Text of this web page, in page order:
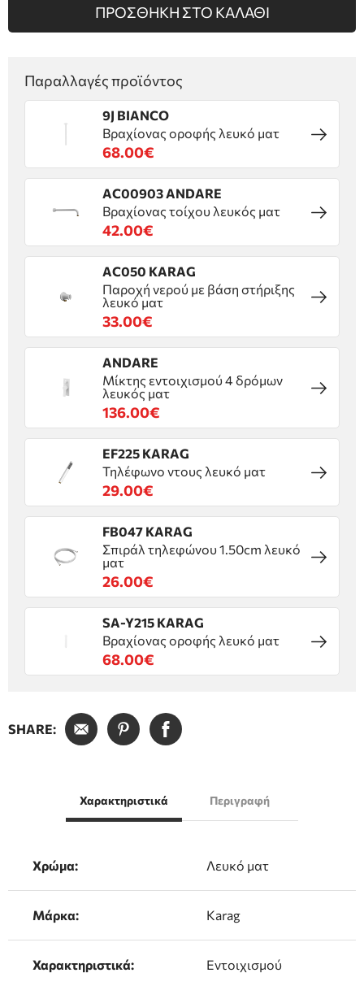
ΠΡΟΣΘΗΚΗ ΣΤΟ ΚΑΛΑΘΙ
Παραλλαγές προϊόντος
9J BIANCO
Βραχίονας οροφής λευκό ματ
68.00€
AC00903 ANDARE
Βραχίονας τοίχου λευκός ματ
42.00€
AC050 KARAG
Παροχή νερού με βάση στήριξης
λευκό ματ
33.00€
ANDARE
Μίκτης εντοιχισμού 4 δρόμων
λευκός ματ
136.00€
EF225 KARAG
Τηλέφωνο ντους λευκό ματ
29.00€
FB047 KARAG
Σπιράλ τηλεφώνου 1.50cm λευκό
ματ
26.00€
SA-Y215 KARAG
Βραχίονας οροφής λευκό ματ
68.00€
SHARE:
Χαρακτηριστικά
Χρώμα: Λευκό ματ
Μάρκα: Karag
Χαρακτηριστικά: Εντοιχισμού
Περιγραφή